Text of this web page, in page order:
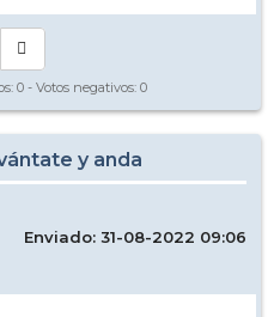
0 - Votos negativos: 0
y anda
Enviado: 31-08-2022 09:06